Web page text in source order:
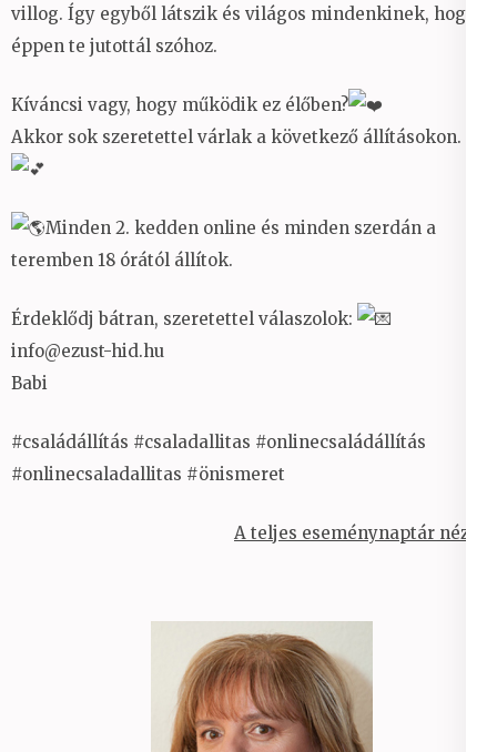
villog. Így egyből látszik és világos mindenkinek, hogy
éppen te jutottál szóhoz.
Kíváncsi vagy, hogy működik ez élőben?
Akkor sok szeretettel várlak a következő állításokon.
Minden 2. kedden online és minden szerdán a
teremben 18 órától állítok.
Érdeklődj bátran, szeretettel válaszolok:
info@ezust-hid.hu
Babi
#családállítás #csaladallitas #onlinecsaládállítás
#onlinecsaladallitas #önismeret
A teljes eseménynaptár nézet